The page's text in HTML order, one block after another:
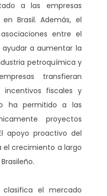
a las empresas
Brasil. Además, el
entre el
a aumentar la
petroquímica y
transfieran
incentivos fiscales y
ha permitido a las
proyectos
apoyo proactivo del
el crecimiento a largo
el mercado